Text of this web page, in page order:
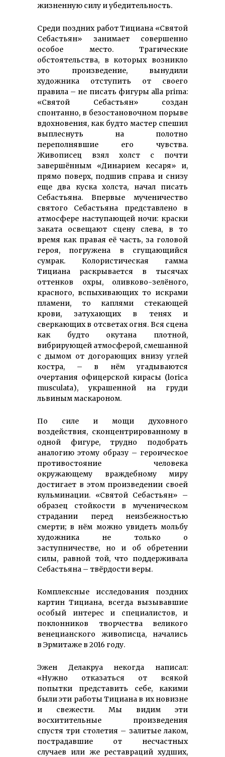
жизненную силу и убедительность.
Среди поздних работ Тициана «Святой
Себастьян» занимает совершенно
особое место. Трагические
обстоятельства, в которых возникло
это произведение, вынудили
художника отступить от своего
правила – не писать фигуры alla prima:
«Святой Себастьян» создан
спонтанно, в безостановочном порыве
вдохновения, как будто мастер спешил
выплеснуть на полотно
переполнявшие его чувства.
Живописец взял холст с почти
завершённым «Динарием кесаря» и,
прямо поверх, подшив справа и снизу
еще два куска холста, начал писать
Себастьяна. Впервые мученичество
святого Себастьяна представлено в
атмосфере наступающей ночи: краски
заката освещают сцену слева, в то
время как правая её часть, за головой
героя, погружена в сгущающийся
сумрак. Колористическая гамма
Тициана раскрывается в тысячах
оттенков охры, оливково-зелёного,
красного, вспыхивающих то искрами
пламени, то каплями стекающей
крови, затухающих в тенях и
сверкающих в отсветах огня. Вся сцена
как будто окутана плотной,
вибрирующей атмосферой, смешанной
с дымом от догорающих внизу углей
костра, – в нём угадываются
очертания офицерской кирасы (lorica
musculata), украшенной на груди
львиным маскароном.
По силе и мощи духовного
воздействия, сконцентрированному в
одной фигуре, трудно подобрать
аналогию этому образу – героическое
противостояние человека
окружающему враждебному миру
достигает в этом произведении своей
кульминации. «Святой Себастьян» –
образец стойкости в мученическом
страдании перед неизбежностью
смерти; в нём можно увидеть мольбу
художника не только о
заступничестве, но и об обретении
силы, равной той, что поддерживала
Себастьяна – твёрдости веры.
Комплексные исследования поздних
картин Тициана, всегда вызывавшие
особый интерес и специалистов, и
поклонников творчества великого
венецианского живописца, начались
в Эрмитаже в 2016 году.
Эжен Делакруа некогда написал:
«Нужно отказаться от всякой
попытки представить себе, какими
были эти работы Тициана в их новизне
и свежести. Мы видим эти
восхитительные произведения
спустя три столетия – залитые лаком,
пострадавшие от несчастных
случаев или же реставраций худших,